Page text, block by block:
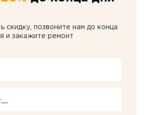
скидку, позвоните нам до конца
и закажите ремонт